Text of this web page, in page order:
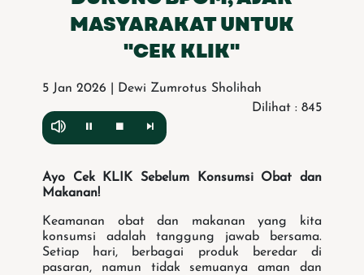
MASYARAKAT UNTUK
"CEK KLIK"
5 Jan 2026 | Dewi Zumrotus Sholihah
Dilihat : 845
Ayo Cek KLIK Sebelum Konsumsi Obat dan
Makanan!
Keamanan obat dan makanan yang kita
konsumsi adalah tanggung jawab bersama.
Setiap hari, berbagai produk beredar di
pasaran, namun tidak semuanya aman dan